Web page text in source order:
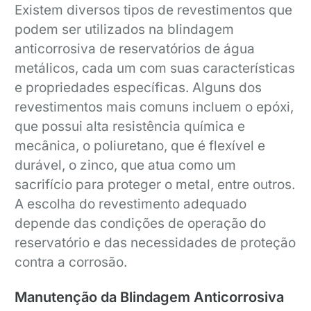
Existem diversos tipos de revestimentos que
podem ser utilizados na blindagem
anticorrosiva de reservatórios de água
metálicos, cada um com suas características
e propriedades específicas. Alguns dos
revestimentos mais comuns incluem o epóxi,
que possui alta resistência química e
mecânica, o poliuretano, que é flexível e
durável, o zinco, que atua como um
sacrifício para proteger o metal, entre outros.
A escolha do revestimento adequado
depende das condições de operação do
reservatório e das necessidades de proteção
contra a corrosão.
Manutenção da Blindagem Anticorrosiva